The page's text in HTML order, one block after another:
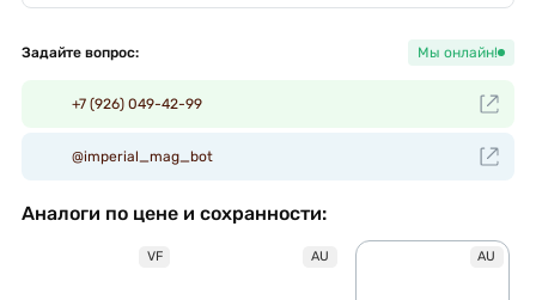
Задайте вопрос: Мы онлайн!
+7 (926) 049-42-99
@imperial_mag_bot
Аналоги по цене и сохранности:
VF AU AU